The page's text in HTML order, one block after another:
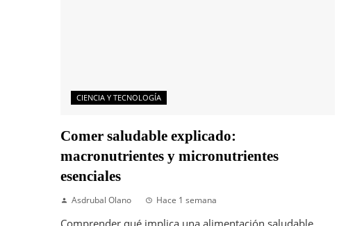
CIENCIA Y TECNOLOGÍA
Comer saludable explicado:
macronutrientes y micronutrientes
esenciales
Asdrubal Olano Hace 1 semana
Comprender qué implica una alimentación saludable